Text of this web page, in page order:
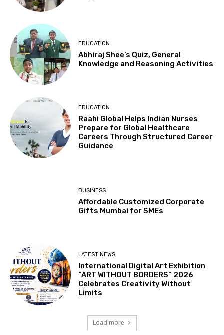
EDUCATION
Abhiraj Shee’s Quiz, General
Knowledge and Reasoning Activities
EDUCATION
Raahi Global Helps Indian Nurses
Prepare for Global Healthcare
Careers Through Structured Career
Guidance
BUSINESS
Affordable Customized Corporate
Gifts Mumbai for SMEs
LATEST NEWS
International Digital Art Exhibition
“ART WITHOUT BORDERS” 2026
Celebrates Creativity Without
Limits
Load more